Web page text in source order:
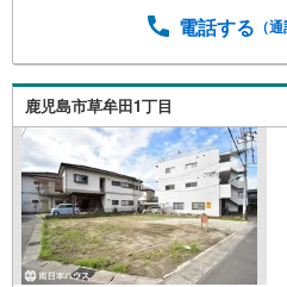
城西公民館・体育館まで
歩4分（約260m）・医療
（約290m）・タイヨー草
マクドナルド3号線草牟田
本銀行草牟田支店まで徒歩
資金の少ない方、勤続年数
にご不安のある方、他社で
など、お気軽にご相談くだ
電話する （
鹿児島市草牟田1丁目